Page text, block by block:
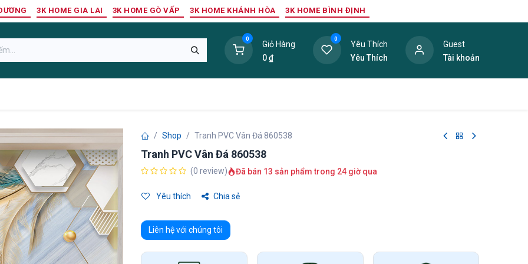
3K HOME GIA LAI 3K HOME GÒ VẤP 3K HOME KHÁNH HÒA 3K HOME BÌNH ĐỊNH
0
Giỏ Hàng
0₫
0
Yêu Thích
Yêu Thích
Guest
Tài khoản
Shop Tranh PVC Vân Đá 860538
Tranh PVC Vân Đá 860538
(0 review) Đã bán 13 sản phẩm trong 24 giờ qua
Yêu thích Chia sẻ
Liên hệ với chúng tôi